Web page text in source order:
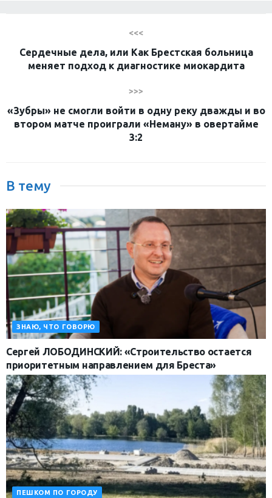
<<<
Сердечные дела, или Как Брестская больница
меняет подход к диагностике миокардита
>>>
«Зубры» не смогли войти в одну реку дважды и во
втором матче проиграли «Неману» в овертайме
3:2
В тему
ЗНАЮ, ЧТО ГОВОРЮ
Сергей ЛОБОДИНСКИЙ: «Строительство остается
приоритетным направлением для Бреста»
ПЕШКОМ ПО ГОРОДУ